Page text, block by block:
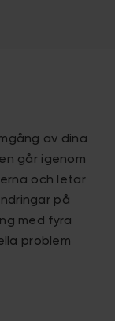
av dina
går igenom
och letar
på
med fyra
problem